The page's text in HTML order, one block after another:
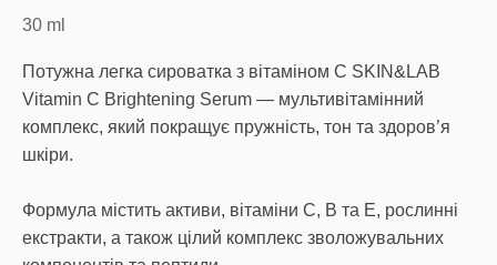
30 ml
Потужна легка сироватка з вітаміном С SKIN&LAB
Vitamin C Brightening Serum — мультивітамінний
комплекс, який покращує пружність, тон та здоров’я
шкіри.
Формула містить активи, вітаміни C, B та Е, рослинні
екстракти, а також цілий комплекс зволожувальних